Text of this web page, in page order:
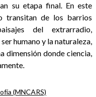
su etapa final. En este
transitan de los barrios
del extrarradio,
humano y la naturaleza,
dimensión donde ciencia,
(MNCARS)